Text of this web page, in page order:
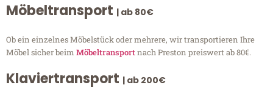
Möbeltransport | ab 80€
Ob ein einzelnes Möbelstück oder mehrere, wir transportieren Ihre
Möbel sicher beim Möbeltransportnach Preston preiswert ab 80€.
Klaviertransport | ab 200€